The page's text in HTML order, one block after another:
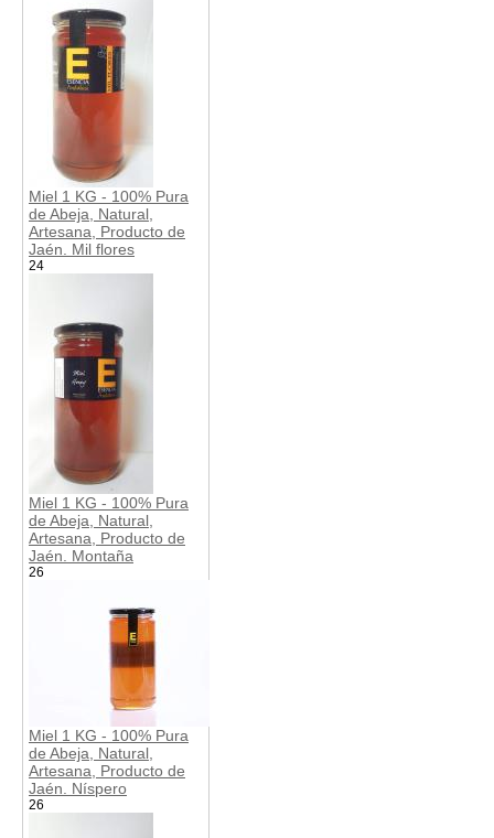
Miel 1 KG - 100% Pura
de Abeja, Natural,
Artesana, Producto de
Jaén. Mil flores
24
Miel 1 KG - 100% Pura
de Abeja, Natural,
Artesana, Producto de
Jaén. Montaña
26
Miel 1 KG - 100% Pura
de Abeja, Natural,
Artesana, Producto de
Jaén. Níspero
26